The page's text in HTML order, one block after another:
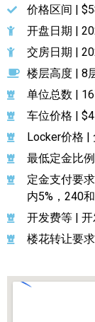
价格区间 |
开盘日期 |
交房日期 |
楼层高度 | 8
单位总数 |
车位价格 |
Locker价格 |
最低定金比
定金支付要
内5%，240
开发费等 |
楼花转让要